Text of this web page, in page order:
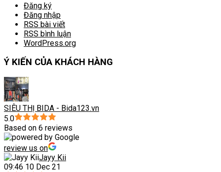
Đăng ký
Đăng nhập
RSS bài viết
RSS bình luận
WordPress.org
Ý KIẾN CỦA KHÁCH HÀNG
SIÊU THỊ BIDA - Bida123.vn
5.0
Based on 6 reviews
review us on
Jayy Kii
09:46 10 Dec 21